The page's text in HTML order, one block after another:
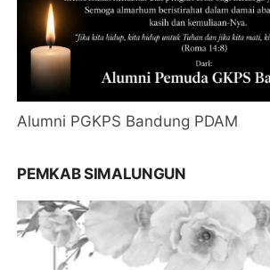
Alumni PGKPS Bandung PDAM
PEMKAB SIMALUNGUN